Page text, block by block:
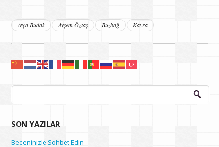
Ayça Budak Ayşem Öztaş Buzbağ Kayra
Arama:
SON YAZILAR
Bedeninizle Sohbet Edin